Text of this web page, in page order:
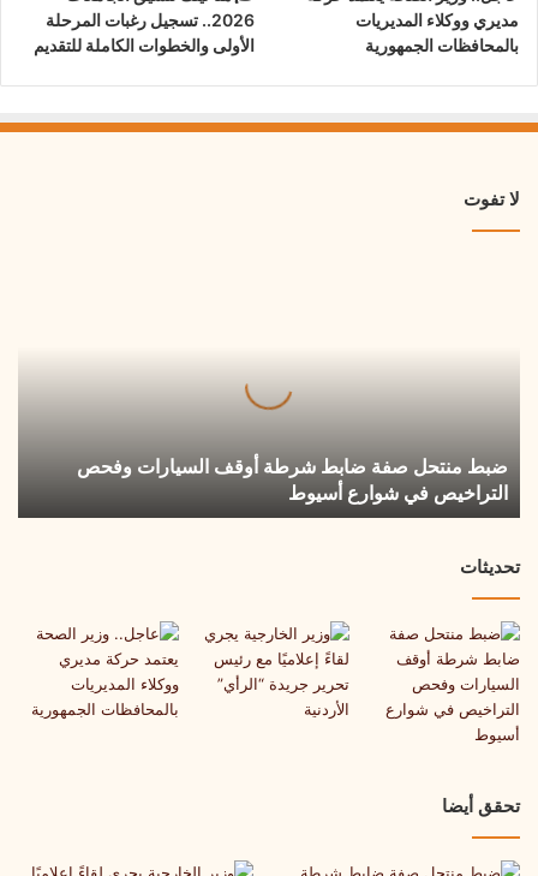
مديري ووكلاء المديريات
بالمحافظات الجمهورية
2026.. تسجيل رغبات المرحلة
الأولى والخطوات الكاملة للتقديم
لا تفوت
التراخيص
في
شوارع
ضبط منتحل صفة ضابط شرطة أوقف السيارات وفحص
التراخيص في شوارع أسيوط
تحديثات
تحقق أيضا